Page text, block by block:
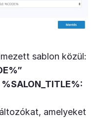
sablon közül:
amelyeket